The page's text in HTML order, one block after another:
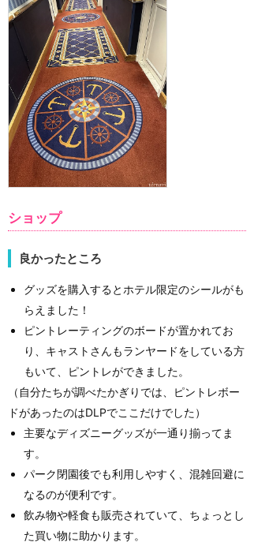
ショップ
良かったところ
グッズを購入するとホテル限定のシールがも
らえました！
ピントレーティングのボードが置かれてお
り、キャストさんもランヤードをしている方
もいて、ピントレができました。
（自分たちが調べたかぎりでは、ピントレボー
ドがあったのはDLPでここだけでした）
主要なディズニーグッズが一通り揃ってま
す。
パーク閉園後でも利用しやすく、混雑回避に
なるのが便利です。
飲み物や軽食も販売されていて、ちょっとし
た買い物に助かります。